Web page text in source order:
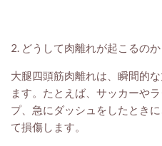
2. どうして肉離れが起こるのか
大腿四頭筋肉離れは、瞬間的
ます。たとえば、サッカーや
プ、急にダッシュをしたとき
て損傷します。